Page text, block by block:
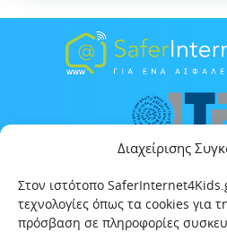
Διαχείρισης
Στον ιστότοπο
τεχνολογίες όπως τα cookies για
πρόσβαση σε πληροφορίες